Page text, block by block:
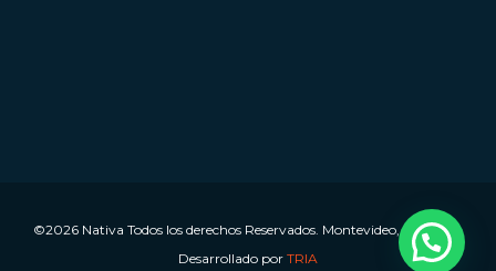
©2026 Nativa Todos los derechos Reservados. Montevideo, Uruguay.
Desarrollado por TRIA